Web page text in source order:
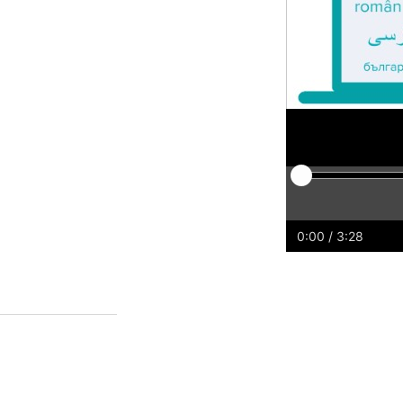
0:00 / 3:28